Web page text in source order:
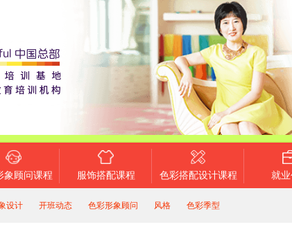
象顾问课程 服饰搭配课程 色彩搭配设计课程 就
设计 开班动态 色彩形象顾问 风格 色彩季型